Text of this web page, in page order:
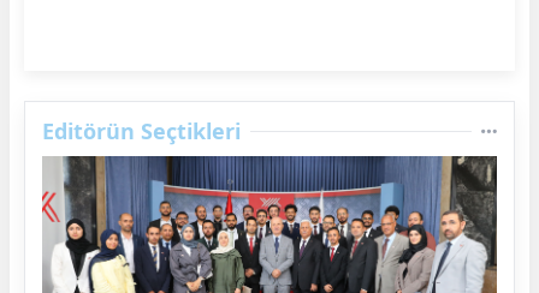
Editörün Seçtikleri